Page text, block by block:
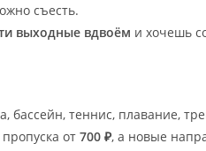
съесть.
выходные вдвоём и хочешь
бассейн, теннис, плавание,
от 700 ₽, а новые